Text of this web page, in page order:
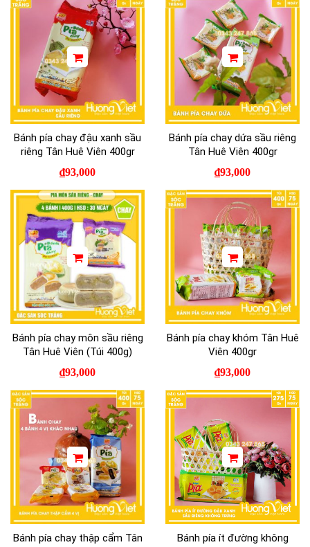
Bánh pía chay đậu xanh sầu
riêng Tân Huê Viên 400gr
₫93,000
Bánh pía chay dứa sầu riêng
Tân Huê Viên 400gr
₫93,000
Bánh pía chay môn sầu riêng
Tân Huê Viên (Túi 400g)
₫93,000
Bánh pía chay khóm Tân Huê
Viên 400gr
₫93,000
Bánh pía chay thập cẩm Tân
Bánh pía ít đường không